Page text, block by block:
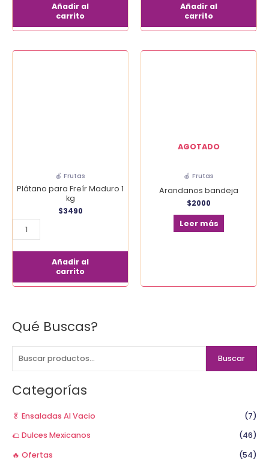
Qué Buscas?
B
c
a
p
Buscar
Categorías
🥬 Ensaladas Al Vacio
(7)
🌮 Dulces Mexicanos
(46)
🔥 Ofertas
(54)
Añadir al
carrito
Añadir al
carrito
🍎 Frutas
Plátano para Freír Maduro 1
kg
$3490
Añadir al
carrito
AGOTADO
🍎 Frutas
Arandanos bandeja
$2000
Leer más